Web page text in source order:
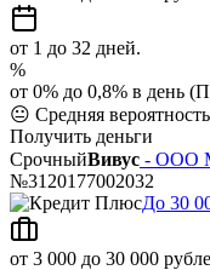
от 1 до 32 дней.
%
от 0% до 0,8% в день
😐 Средняя
Получить деньги
СрочныйВивус - ООО
№3120177002032
До 30
от 3 000 до 30 000